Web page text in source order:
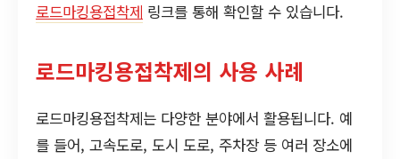
로드마킹용접착제 링크를 통해 확인할 수 있습니다.
로드마킹용접착제의 사용 사례
로드마킹용접착제는 다양한 분야에서 활용됩니다. 예
를 들어, 고속도로, 도시 도로, 주차장 등 여러 장소에